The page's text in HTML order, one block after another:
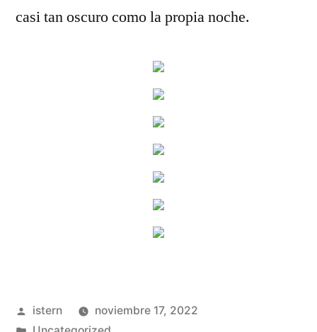
casi tan oscuro como la propia noche.
Publicado
istern
noviembre 17, 2022